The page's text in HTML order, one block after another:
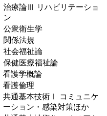
治療論Ⅲ リハビリテーショ
ン
公衆衛生学
関係法規
社会福祉論
保健医療福祉論
看護学概論
看護倫理
共通基本技術Ⅰ コミュニケ
ーション・感染対策ほか